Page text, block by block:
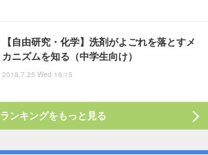
【自由研究・化学】洗剤がよごれを落とすメ
カニズムを知る（中学生向け）
2018.7.25 Wed 16:15
ランキングをもっと見る